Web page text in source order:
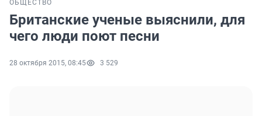
ОБЩЕСТВО
Британские ученые выяснили, для
чего люди поют песни
28 октября 2015, 08:45 3 529